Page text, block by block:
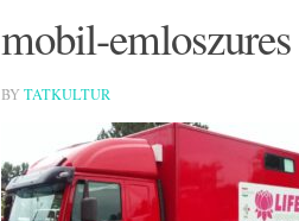
mobil-emloszures
BY TATKULTUR